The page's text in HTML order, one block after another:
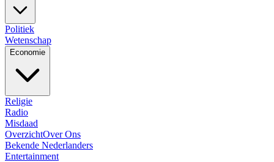
Politiek
Wetenschap
Economie
Religie
Radio
Misdaad
OverzichtOver Ons
Bekende Nederlanders
Entertainment